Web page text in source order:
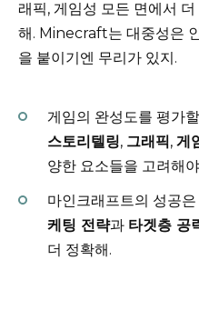
래픽, 게임성 모든 면에서
해. Minecraft는 대중성은
을 붙이기엔 무리가 있지.
게임의 완성도를 평가
스토리텔링, 그래픽, 게
양한 요소들을 고려해
마인크래프트의 성공
케팅 전략과 타겟층 공
더 정확해.